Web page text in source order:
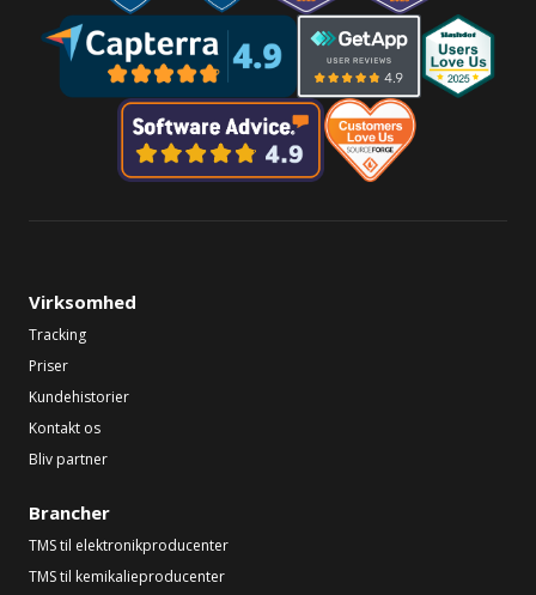
Virksomhed
Tracking
Priser
Kundehistorier
Kontakt os
Bliv partner
Brancher
TMS til elektronikproducenter
TMS til kemikalieproducenter